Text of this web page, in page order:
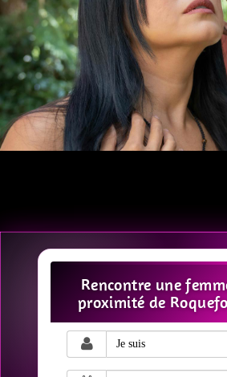
Rencontre une
proximité de